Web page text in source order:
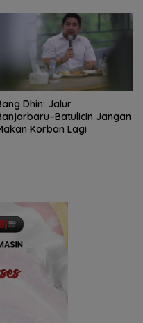
Dhin: Jalur
Jangan
Korban Lagi